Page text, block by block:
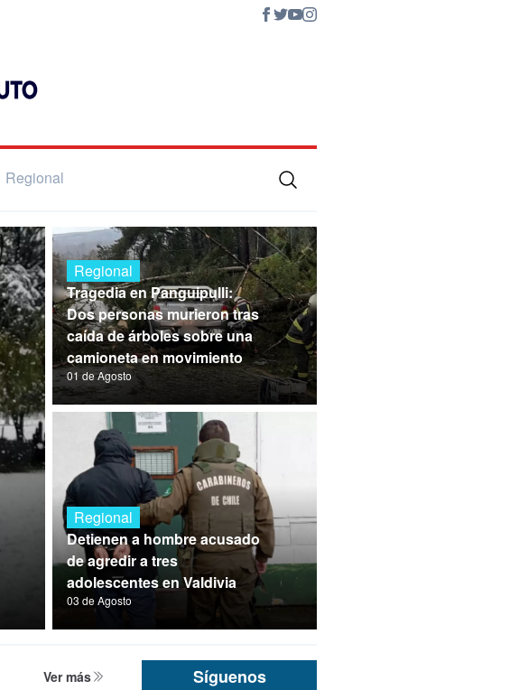
Regional
Regional
Tragedia en Panguipulli:
Dos personas murieron tras
caída de árboles sobre una
camioneta en movimiento
01 de Agosto
Regional
Detienen a hombre acusado
de agredir a tres
adolescentes en Valdivia
03 de Agosto
Ver más Síguenos